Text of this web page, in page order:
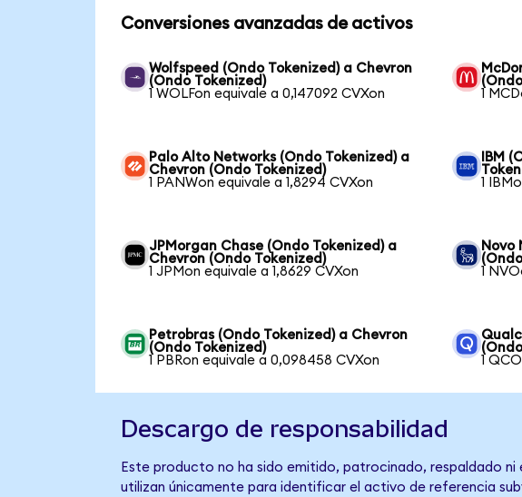
Conversiones avanzadas de activos
Wolfspeed (Ondo Tokenized) a Chevron
(Ondo Tokenized)
1 WOLFon equivale a 0,147092 CVXon
1
Palo Alto Networks (Ondo Tokenized) a
Chevron (Ondo Tokenized)
1 PANWon equivale a 1,8294 CVXon
IBM
1
JPMorgan Chase (Ondo Tokenized) a
Chevron (Ondo Tokenized)
1 JPMon equivale a 1,8629 CVXon
Novo
1
Petrobras (Ondo Tokenized) a Chevron
(Ondo Tokenized)
1 PBRon equivale a 0,098458 CVXon
1
Descargo de responsabilidad
Este producto no ha sido emitido, patrocinado, respaldado
utilizan únicamente para identificar el activo de referencia